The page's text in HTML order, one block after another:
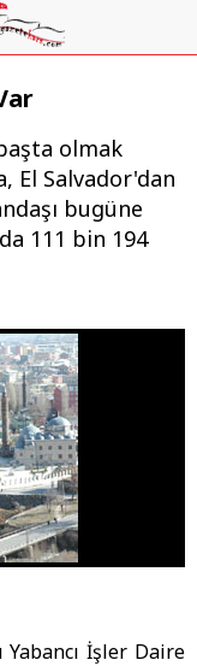
olmak
El Salvador'dan
bugüne
111 bin 194
İşler Daire